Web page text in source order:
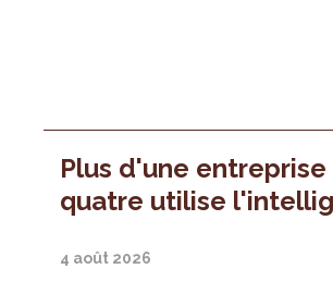
Plus d'une
quatre utilise
4 août 2026